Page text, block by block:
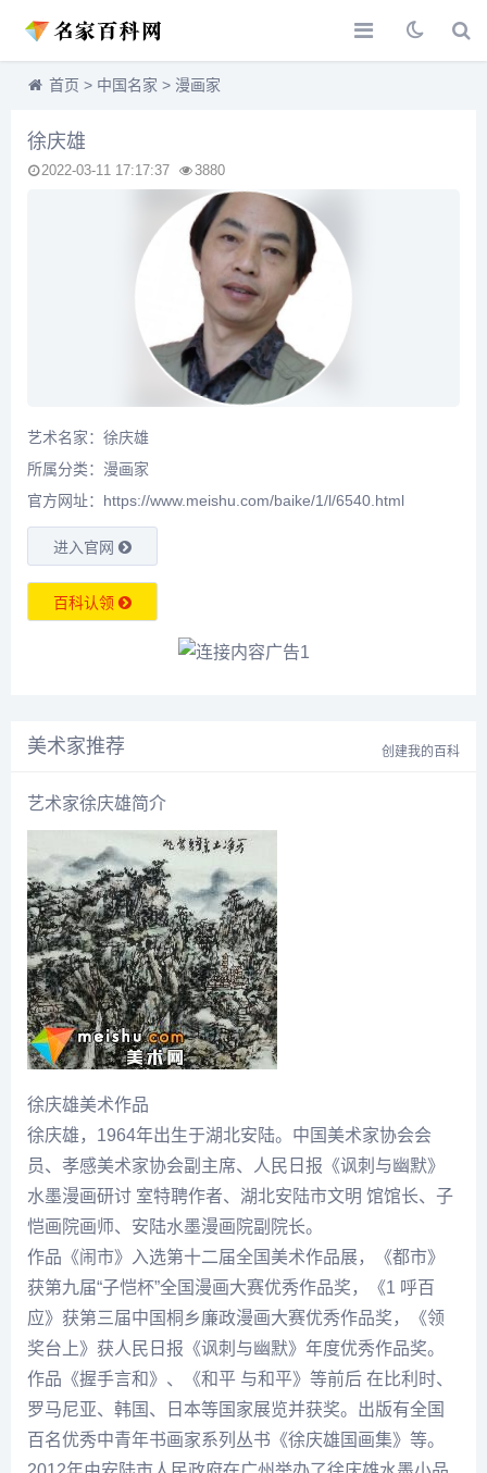
首页 > 中国名家 > 漫画家
徐庆雄
2022-03-11 17:17:37 3880
艺术名家：徐庆雄
所属分类： 漫画家
官方网址：https://www.meishu.com/baike/1/l/6540.html
进入官网
百科认领
美术家推荐 创建我的百科
艺术家徐庆雄简介
徐庆雄美术作品
徐庆雄 ，1964年出生于湖北安陆。中国美术家协会会
员、孝感美术家协会副主席、人民日报《讽刺与幽默》
水墨漫画研讨 室特聘作者、湖北安陆市文明 馆馆长、子
恺画院画师、安陆水墨漫画院副院长。
作品《闹市》入选第十二届全国美术作品展，《都市》
获第九届“子恺杯”全国漫画大赛优秀作品奖，《1 呼百
应》获第三届中国桐乡廉政漫画大赛优秀作品奖，《领
奖台上》获人民日报《讽刺与幽默》年度优秀作品奖。
作品《握手言和》、《和平 与和平》等前后 在比利时、
罗马尼亚、韩国、日本等国家展览并获奖。出版有全国
百名优秀中青年书画家系列丛书《徐庆雄 国画集》等。